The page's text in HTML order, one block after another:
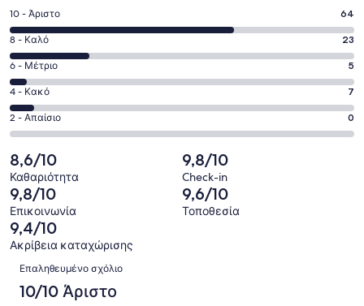
νέο
παράθυρο
Βαθμολογία
10
-
Άριστο.
64
από
99
σχόλια
πελατών
10 - Άριστο 64
Βαθμολογία
8
-
Καλό.
23
από
σχόλια
πελατών
8 - Καλό 23
Βαθμολογία
6
-
Μέτριο.
5
από
99
σχόλια
πελατών
6 - Μέτριο 5
Βαθμολογία
4
-
7
από
99
σχόλια
πελατών
4 - Κακό 7
Βαθμολογία
2
-
Απαίσιο.
0
από
99
σχόλια
πελατών
2 - Απαίσιο 0
8,6/10
Καθαριότητα
9,8/10
Check-in
9,8/10
Επικοινωνία
9,6/10
Τοποθεσία
9,4/10
Ακρίβεια καταχώρισης
Σχόλια
Επαληθευμένο σχόλιο
10/10 Άριστο